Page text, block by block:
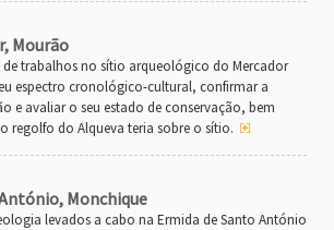
Mourão
trabalhos no sítio arqueológico do Mercador
espectro cronológico-cultural, confirmar a
e avaliar o seu estado de conservação, bem
regolfo do Alqueva teria sobre o sítio.
Monchique
levados a cabo na Ermida de Santo António